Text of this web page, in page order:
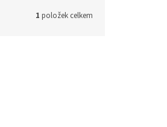
1 položek celkem